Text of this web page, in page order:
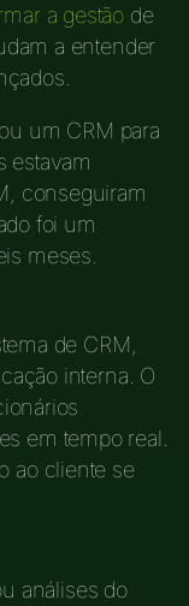
a gestão de
a entender
um CRM para
estavam
conseguiram
foi um
meses.
de CRM,
interna. O
em tempo real.
ao cliente se
análises do